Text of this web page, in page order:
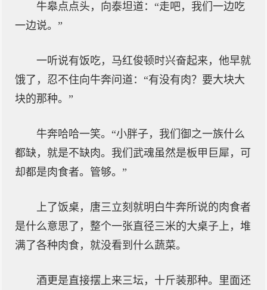
牛皋点点头，向泰坦道：“走吧，我们一边吃
一边说。”
一听说有饭吃，马红俊顿时兴奋起来，他早就
饿了，忍不住向牛奔问道：“有没有肉？要大块大
块的那种。”
牛奔哈哈一笑。“小胖子，我们御之一族什么
都缺，就是不缺肉。我们武魂虽然是板甲巨犀，可
却都是肉食者。管够。”
上了饭桌，唐三立刻就明白牛奔所说的肉食者
是什么意思了，整个一张直径三米的大桌子上，堆
满了各种肉食，就没看到什么蔬菜。
酒更是直接摆上来三坛，十斤装那种。里面还